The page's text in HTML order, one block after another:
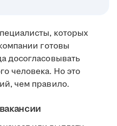
которых
готовы
досогласовывать
человека. Но это
чем правило.